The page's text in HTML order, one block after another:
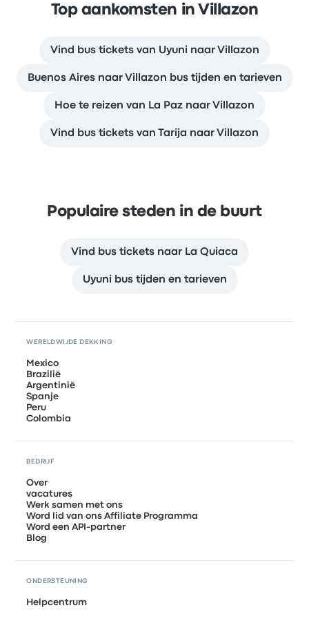
Top aankomsten in Villazon
Vind bus tickets van Uyuni naar Villazon
Buenos Aires naar Villazon bus tijden en tarieven
Hoe te reizen van La Paz naar Villazon
Vind bus tickets van Tarija naar Villazon
Populaire steden in de buurt
Vind bus tickets naar La Quiaca
Uyuni bus tijden en tarieven
WERELDWIJDE DEKKING
Mexico
Brazilië
Argentinië
Spanje
Peru
Colombia
BEDRIJF
Over
vacatures
Werk samen met ons
Word lid van ons Affiliate Programma
Word een API-partner
Blog
ONDERSTEUNING
Helpcentrum